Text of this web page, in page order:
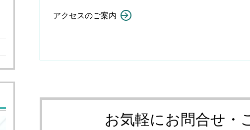
アクセスのご案内
お気軽にお問合せ・